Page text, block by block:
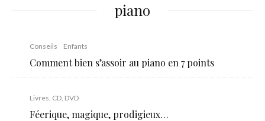
piano
Conseils Enfants
Comment bien s’assoir au piano en 7 points
Livres, CD, DVD
Féerique, magique, prodigieux…